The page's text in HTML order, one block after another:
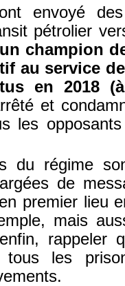
envoyé
pétrolier
champion
au service
en 2018
et
les
du régime
de
premier lieu
mais
rappeler
tous les